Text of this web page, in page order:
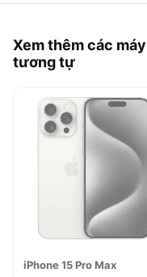
Xem thêm các máy
tương tự
ĐÃ BÁN
iPhone 15 Pro Max